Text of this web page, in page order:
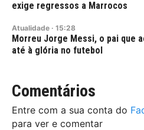
exige regressos a Marrocos
Atualidade · 15:28
Morreu Jorge Messi, o pai que
até à glória no futebol
Comentários
Entre com a sua conta do
para ver e comentar